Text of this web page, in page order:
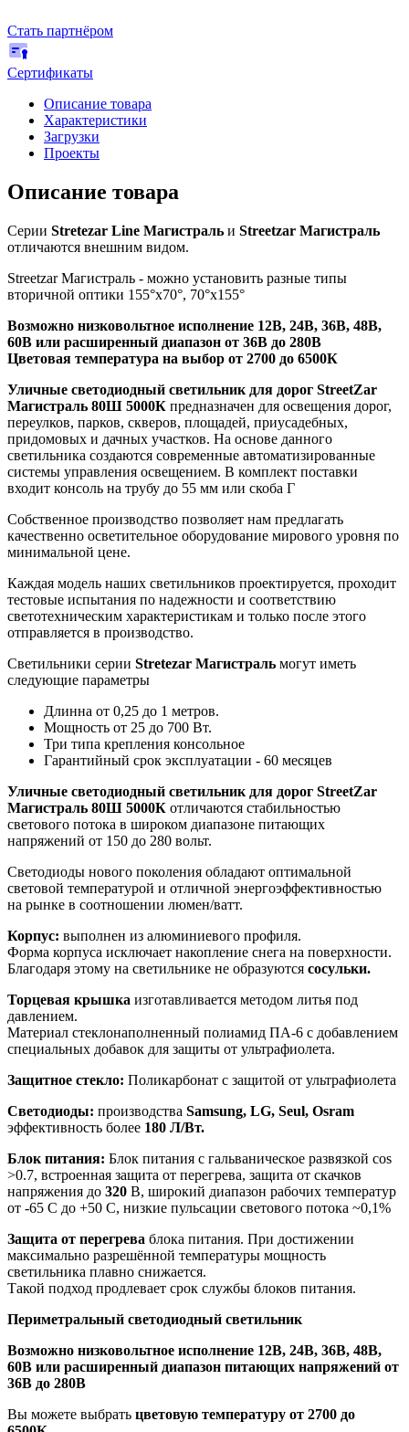
Стать партнёром
Сертификаты
Описание товара
Характеристики
Загрузки
Проекты
Описание товара
Серии Stretezar Line Магистраль и Streetzar Магистраль
отличаются внешним видом.
Streetzar Магистраль - можно установить разные типы
вторичной оптики 155°х70°, 70°х155°
Возможно низковольтное исполнение 12В, 24В, 36В, 48В,
60В или расширенный диапазон от 36В до 280В
Цветовая температура на выбор от 2700 до 6500К
Уличные светодиодный светильник для дорог StreetZar
Магистраль 80Ш 5000К предназначен для освещения дорог,
переулков, парков, скверов, площадей, приусадебных,
придомовых и дачных участков. На основе данного
светильника создаются современные автоматизированные
системы управления освещением. В комплект поставки
входит консоль на трубу до 55 мм или скоба Г
Собственное производство позволяет нам предлагать
качественно осветительное оборудование мирового уровня по
минимальной цене.
Каждая модель наших светильников проектируется, проходит
тестовые испытания по надежности и соответствию
светотехническим характеристикам и только после этого
отправляется в производство.
Светильники серии Stretezar Магистраль могут иметь
следующие параметры
Длинна от 0,25 до 1 метров.
Мощность от 25 до 700 Вт.
Три типа крепления консольное
Гарантийный срок эксплуатации - 60 месяцев
Уличные светодиодный светильник для дорог StreetZar
Магистраль 80Ш 5000К отличаются стабильностью
светового потока в широком диапазоне питающих
напряжений от 150 до 280 вольт.
Светодиоды нового поколения обладают оптимальной
световой температурой и отличной энергоэффективностью
на рынке в соотношении люмен/ватт.
Корпус: выполнен из алюминиевого профиля.
Форма корпуса исключает накопление снега на поверхности.
Благодаря этому на светильнике не образуются сосульки.
Торцевая крышка изготавливается методом литья под
давлением.
Материал стеклонаполненный полиамид ПА-6 с добавлением
специальных добавок для защиты от ультрафиолета.
Защитное стекло: Поликарбонат с защитой от ультрафиолета
Светодиоды: производства Samsung, LG, Seul, Osram
эффективность более 180 Л/Вт.
Блок питания: Блок питания с гальваническое развязкой cos
>0.7, встроенная защита от перегрева, защита от скачков
напряжения до 320 В, широкий диапазон рабочих температур
от -65 С до +50 С, низкие пульсации светового потока ~0,1%
Защита от перегрева блока питания. При достижении
максимально разрешённой температуры мощность
светильника плавно снижается.
Такой подход продлевает срок службы блоков питания.
Периметральный светодиодный светильник
Возможно низковольтное исполнение 12В, 24В, 36В, 48В,
60В или расширенный диапазон питающих напряжений от
36В до 280В
Вы можете выбрать цветовую температуру от 2700 до